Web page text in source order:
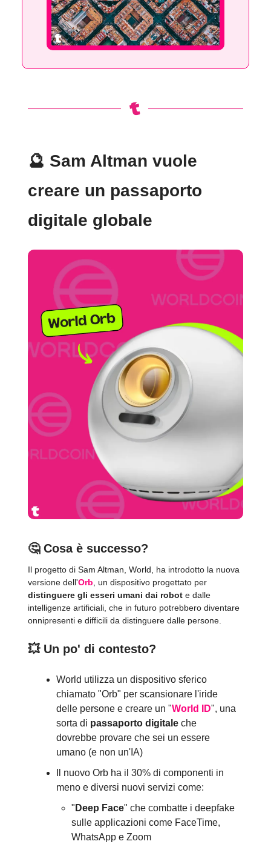
🔮 Sam Altman vuole
creare un passaporto
digitale globale
🤔Cosa è successo?
Il progetto di Sam Altman, World, ha introdotto la nuova
versione dell'Orb, un dispositivo progettato per
distinguere gli esseri umani dai robot e dalle
intelligenze artificiali, che in futuro potrebbero diventare
onnipresenti e difficili da distinguere dalle persone.
💥Un po' di contesto?
World utilizza un dispositivo sferico
chiamato "Orb" per scansionare l'iride
delle persone e creare un "World ID", una
sorta di passaporto digitale che
dovrebbe provare che sei un essere
umano (e non un'IA)
Il nuovo Orb ha il 30% di componenti in
meno e diversi nuovi servizi come:
" Deep Face" che combatte i deepfake
sulle applicazioni come FaceTime,
WhatsApp e Zoom